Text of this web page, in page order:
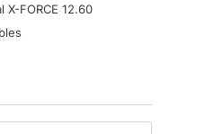
FORCE 12.60